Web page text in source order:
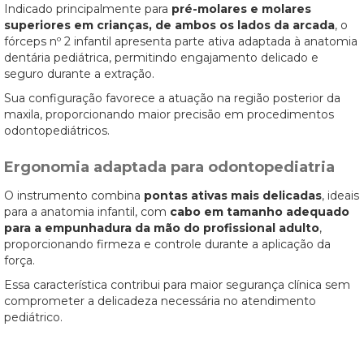
Indicado principalmente para pré-molares e molares
superiores em crianças, de ambos os lados da arcada, o
fórceps nº 2 infantil apresenta parte ativa adaptada à anatomia
dentária pediátrica, permitindo engajamento delicado e
seguro durante a extração.
Sua configuração favorece a atuação na região posterior da
maxila, proporcionando maior precisão em procedimentos
odontopediátricos.
Ergonomia adaptada para odontopediatria
O instrumento combina pontas ativas mais delicadas, ideais
para a anatomia infantil, com cabo em tamanho adequado
para a empunhadura da mão do profissional adulto,
proporcionando firmeza e controle durante a aplicação da
força.
Essa característica contribui para maior segurança clínica sem
comprometer a delicadeza necessária no atendimento
pediátrico.